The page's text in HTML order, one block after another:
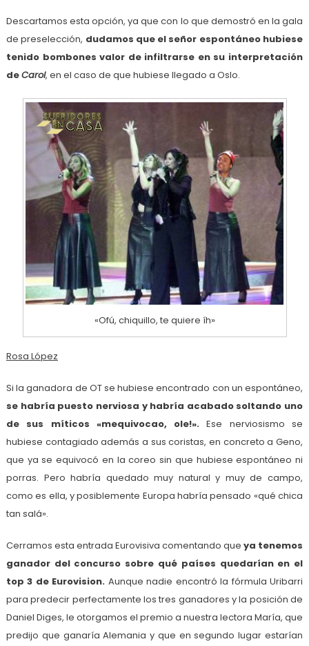
Descartamos esta opción, ya que con lo que demostró en la gala
de preselección, dudamos que el señor espontáneo hubiese
tenido bombones valor de infiltrarse en su interpretación
deCarol, en el caso de que hubiese llegado a Oslo.
«Ofú, chiquillo, te quiere íh»
Rosa López
Si la ganadora de OT se hubiese encontrado con un espontáneo,
se habría puesto nerviosa y habría acabado soltando uno
de sus míticos «mequivocao, ole!». Ese nerviosismo se
hubiese contagiado además a sus coristas, en concreto a Geno,
que ya se equivocó en la coreo sin que hubiese espontáneo ni
porras. Pero habría quedado muy natural y muy de campo,
como es ella, y posiblemente Europa habría pensado «qué chica
tan salá».
Cerramos esta entrada Eurovisiva comentando que ya tenemos
ganador del concurso sobre qué países quedarían en el
top 3 de Eurovision. Aunque nadie encontró la fórmula Uribarri
para predecir perfectamente los tres ganadores y la posición de
Daniel Diges, le otorgamos el premio a nuestra lectora María, que
predijo que ganaría Alemania y que en segundo lugar estarían